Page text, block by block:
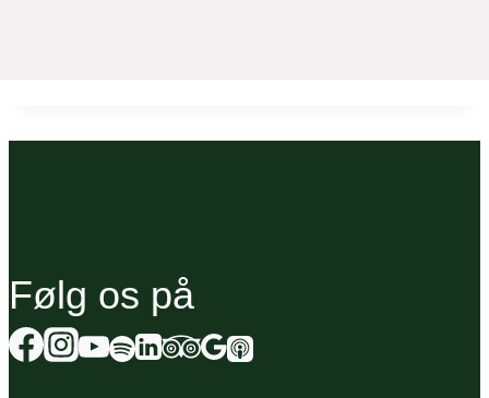
Følg os på